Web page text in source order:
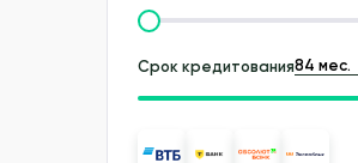
Срок кредитования